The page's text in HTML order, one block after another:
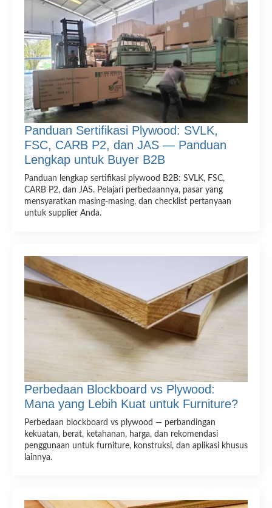
Panduan Sertifikasi Plywood: SVLK,
FSC, CARB P2, dan JAS — Panduan
Lengkap untuk Buyer B2B
Panduan lengkap sertifikasi plywood B2B: SVLK, FSC,
CARB P2, dan JAS. Pelajari perbedaannya, pasar yang
mensyaratkan masing-masing, dan checklist pertanyaan
untuk supplier Anda.
Perbedaan Blockboard vs Plywood:
Mana yang Lebih Kuat untuk Furniture?
Perbedaan blockboard vs plywood — perbandingan
kekuatan, berat, ketahanan, harga, dan rekomendasi
penggunaan untuk furniture, konstruksi, dan aplikasi khusus
lainnya.